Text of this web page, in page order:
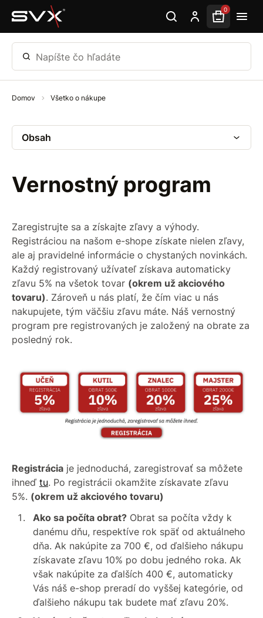
Preskočiť na hlavný obsah 0
Napíšte čo hľadáte
Domov Všetko o nákupe
Obsah
Vernostný program
Zaregistrujte sa a získajte zľavy a výhody.
Registráciou na našom e-shope získate nielen zľavy,
ale aj pravidelné informácie o chystaných novinkách.
Každý registrovaný užívateľ získava automaticky
zľavu 5% na všetok tovar (okrem už akciového
tovaru). Zároveň u nás platí, že čím viac u nás
nakupujete, tým väčšiu zľavu máte. Náš vernostný
program pre registrovaných je založený na obrate za
posledný rok.
Registrácia je jednoduchá, zaregistrovať sa môžete
ihneď tu. Po registrácii okamžite získavate zľavu
5%. (okrem už akciového tovaru)
Ako sa počíta obrat? Obrat sa počíta vždy k
danému dňu, respektíve rok späť od aktuálneho
dňa. Ak nakúpite za 700 €, od ďalšieho nákupu
získavate zľavu 10% po dobu jedného roka. Ak
však nakúpite za ďalších 400 €, automaticky
Vás náš e-shop preradí do vyššej kategórie, od
ďalšieho nákupu tak budete mať zľavu 20%.